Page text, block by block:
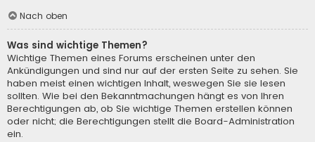
Nach oben
Was sind wichtige Themen?
Wichtige Themen eines Forums erscheinen unter den
Ankündigungen und sind nur auf der ersten Seite zu sehen. Sie
haben meist einen wichtigen Inhalt, weswegen Sie sie lesen
sollten. Wie bei den Bekanntmachungen hängt es von Ihren
Berechtigungen ab, ob Sie wichtige Themen erstellen können
oder nicht; die Berechtigungen stellt die Board-Administration
ein.